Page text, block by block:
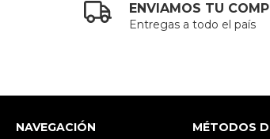
ENVIAMOS TU
Entregas a todo el país
NAVEGACIÓN
MÉTODOS